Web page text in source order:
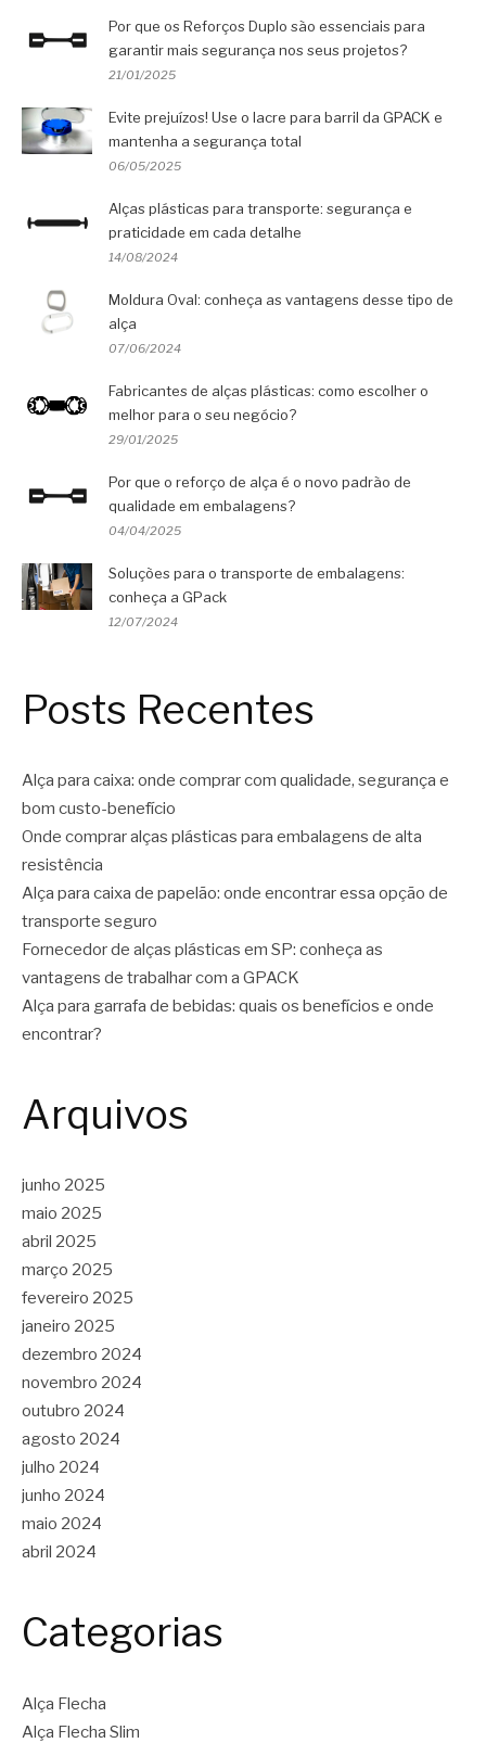
Por que os Reforços Duplo são essenciais para
garantir mais segurança nos seus projetos?
21/01/2025
Evite prejuízos! Use o lacre para barril da GPACK e
mantenha a segurança total
06/05/2025
Alças plásticas para transporte: segurança e
praticidade em cada detalhe
14/08/2024
Moldura Oval: conheça as vantagens desse tipo de
alça
07/06/2024
Fabricantes de alças plásticas: como escolher o
melhor para o seu negócio?
29/01/2025
Por que o reforço de alça é o novo padrão de
qualidade em embalagens?
04/04/2025
Soluções para o transporte de embalagens:
conheça a GPack
12/07/2024
Posts Recentes
Alça para caixa: onde comprar com qualidade, segurança e
bom custo-benefício
Onde comprar alças plásticas para embalagens de alta
resistência
Alça para caixa de papelão: onde encontrar essa opção de
transporte seguro
Fornecedor de alças plásticas em SP: conheça as
vantagens de trabalhar com a GPACK
Alça para garrafa de bebidas: quais os benefícios e onde
encontrar?
Arquivos
junho 2025
maio 2025
abril 2025
março 2025
fevereiro 2025
janeiro 2025
dezembro 2024
novembro 2024
outubro 2024
agosto 2024
julho 2024
junho 2024
maio 2024
abril 2024
Categorias
Alça Flecha
Alça Flecha Slim